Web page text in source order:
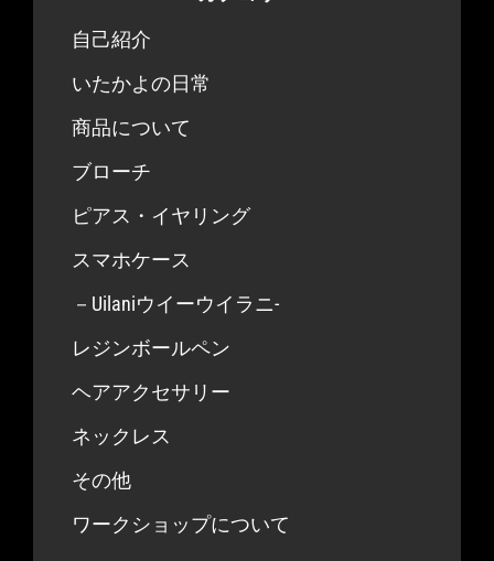
自己紹介
いたかよの日常
商品について
ブローチ
ピアス・イヤリング
スマホケース
－Uilaniウイーウイラニ-
レジンボールペン
ヘアアクセサリー
ネックレス
その他
ワークショップについて